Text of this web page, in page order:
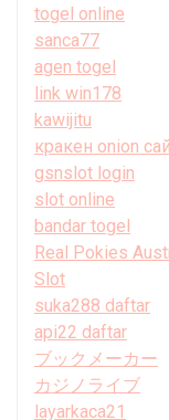
togel online
sanca77
agen togel
link win178
kawijitu
кракен onion
gsnslot login
slot online
bandar togel
Real Pokies
Slot
suka288 daftar
api22 daftar
ブックメーカー
カジノライブ
layarkaca21